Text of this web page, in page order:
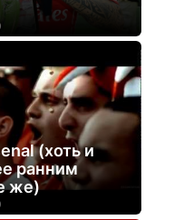
(хоть и
ранним
же)